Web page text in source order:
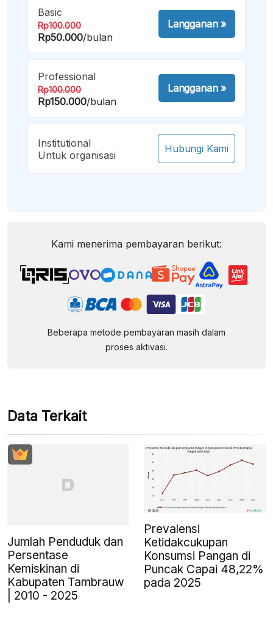
Basic
Rp100.000
Rp50.000/bulan
Langganan»
Professional
Rp100.000
Rp150.000/bulan
Langganan»
Institutional
Untuk organisasi
Hubungi Kami
Kami menerima pembayaran berikut:
Beberapa metode pembayaran masih dalam
proses aktivasi.
Data Terkait
Jumlah Penduduk dan
Persentase
Kemiskinan di
Kabupaten Tambrauw
| 2010 - 2025
Prevalensi
Ketidakcukupan
Konsumsi Pangan di
Puncak Capai 48,22%
pada 2025